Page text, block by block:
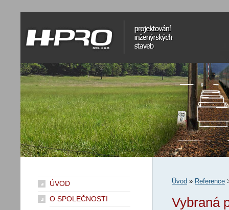
H-Pro spol. s r.o.
projektování inženýrských staveb
Úvod » Reference
Vybraná
ÚVOD
O SPOLEČNOSTI